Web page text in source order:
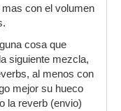
con el volumen
cosa que
siguiente mezcla,
al menos con
mejor su hueco
la reverb (envio)